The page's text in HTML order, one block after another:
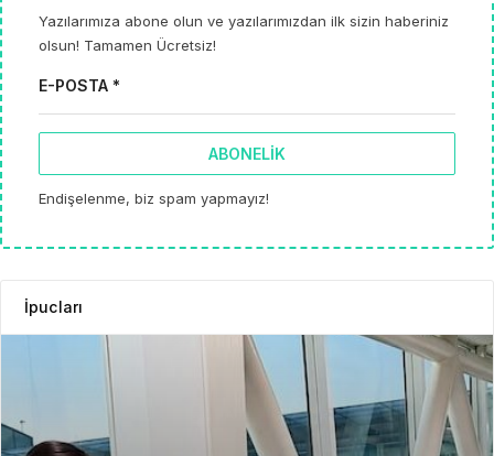
Yazılarımıza abone olun ve yazılarımızdan ilk sizin haberiniz
olsun! Tamamen Ücretsiz!
E-POSTA *
ABONELIK
Endişelenme, biz spam yapmayız!
İpucları